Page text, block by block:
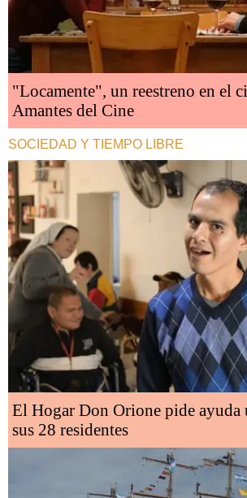
"Locamente", un reestreno en el
Amantes del Cine
SOCIEDAD Y TIEMPO LIBRE
El Hogar Don Orione pide ayuda
sus 28 residentes